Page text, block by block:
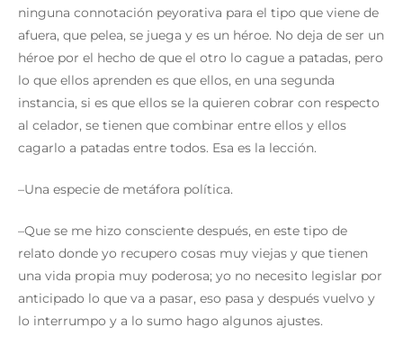
ninguna connotación peyorativa para el tipo que viene de
afuera, que pelea, se juega y es un héroe. No deja de ser un
héroe por el hecho de que el otro lo cague a patadas, pero
lo que ellos aprenden es que ellos, en una segunda
instancia, si es que ellos se la quieren cobrar con respecto
al celador, se tienen que combinar entre ellos y ellos
cagarlo a patadas entre todos. Esa es la lección.
–Una especie de metáfora política.
–Que se me hizo consciente después, en este tipo de
relato donde yo recupero cosas muy viejas y que tienen
una vida propia muy poderosa; yo no necesito legislar por
anticipado lo que va a pasar, eso pasa y después vuelvo y
lo interrumpo y a lo sumo hago algunos ajustes.